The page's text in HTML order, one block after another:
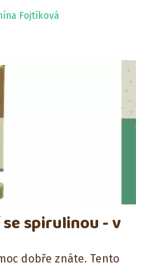
Fojtíková
spirulinou - v
dobře znáte. Tento